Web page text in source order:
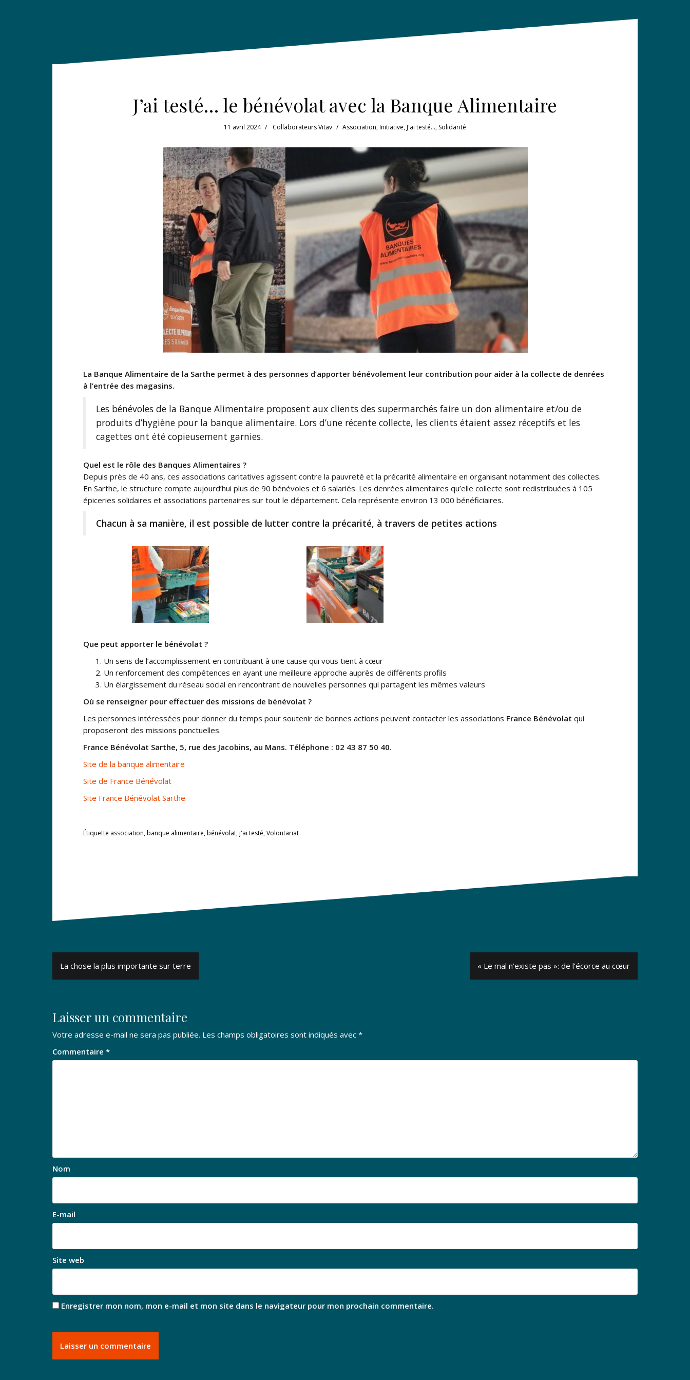
J’ai testé… le bénévolat avec la Banque Alimentaire
11 avril 2024 Collaborateurs Vitav Association,Initiative,J'ai testé..., Solidarité
La Banque Alimentaire de la Sarthe permet à des personnes d’apporter bénévolement leur contribution pour aider à la collecte de denrées
à l’entrée des magasins.
Les bénévoles de la Banque Alimentaire proposent aux clients des supermarchés faire un don alimentaire et/ou de
produits d’hygiène pour la banque alimentaire. Lors d’une récente collecte, les clients étaient assez réceptifs et les
cagettes ont été copieusement garnies.
Quel est le rôle des Banques Alimentaires ?
Depuis près de 40 ans, ces associations caritatives agissent contre la pauvreté et la précarité alimentaire en organisant notamment des collectes.
En Sarthe, le structure compte aujourd’hui plus de 90 bénévoles et 6 salariés. Les denrées alimentaires qu’elle collecte sont redistribuées à 105
épiceries solidaires et associations partenaires sur tout le département. Cela représente environ 13 000 bénéficiaires.
Chacun à sa manière, il est possible de lutter contre la précarité, à travers de petites actions
Que peut apporter le bénévolat ?
Un sens de l’accomplissement en contribuant à une cause qui vous tient à cœur
Un renforcement des compétences en ayant une meilleure approche auprès de différents profils
Un élargissement du réseau social en rencontrant de nouvelles personnes qui partagent les mêmes valeurs
Où se renseigner pour effectuer des missions de bénévolat ?
Les personnes intéressées pour donner du temps pour soutenir de bonnes actions peuvent contacter les associations France Bénévolat qui
proposeront des missions ponctuelles.
France Bénévolat Sarthe, 5, rue des Jacobins, au Mans. Téléphone : 02 43 87 50 40.
Site de la banque alimentaire
Site de France Bénévolat
Site France Bénévolat Sarthe
Étiquette association,banque alimentaire,bénévolat,j'ai testé,Volontariat
Navigation
de
La chose la plus importante sur terre « Le mal n’existe pas »: de l’écorce au cœur
Laisser un commentaire
Votre adresse e-mail ne sera pas publiée. Les champs obligatoires sont indiqués avec *
Commentaire *
Nom
E-mail
Site web
Enregistrer mon nom, mon e-mail et mon site dans le navigateur pour mon prochain commentaire.